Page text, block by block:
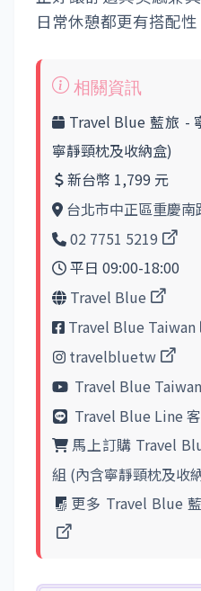
日常休憩都更有搭配
Travel Blue 藍旅 -
寧靜頸枕及收納盒)
新台幣 1,799 元
台北市中正區重慶
02 7751 5219
平日 09:00-18:00
Travel Blue
Travel Blue Taiwan
travelbluetw
Travel Blue
Travel Blue Line
馬上訂購 Travel
組 (內含寧靜頸枕及收
更多 Travel Blue